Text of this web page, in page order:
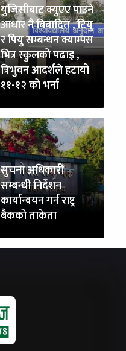
युजिसीबाट क्युएए पाउने
आधार नै बिबादित , टियु
र पियु सम्बन्धन क्याम्पस
भित्र स्कुलको पढाइ ,
त्रिभुवन आदर्शले हटायो
११-१२ को भर्ना
सुचना अधिकारी
सम्बन्धी निर्देशन
कार्यान्वयन गर्न राष्ट्र
बैकको ताकेता